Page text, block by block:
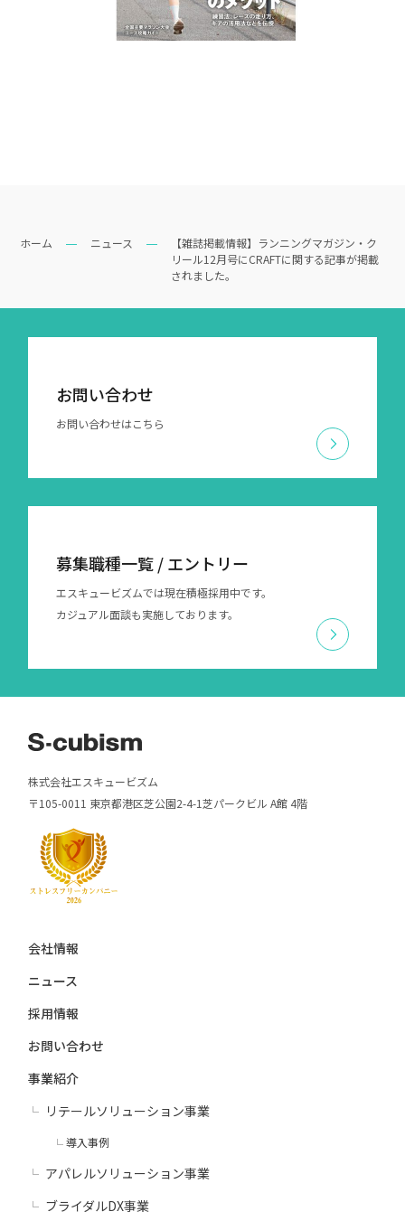
ホーム ニュース
【雑誌掲載情報】ランニングマガジン・ク
リール12月号にCRAFTに関する記事が掲載
されました。
お問い合わせ
お問い合わせはこちら
募集職種一覧 / エントリー
エスキュービズムでは現在積極採用中です。
カジュアル面談も実施しております。
株式会社エスキュービズム
〒105-0011 東京都港区芝公園2-4-1芝パークビル A館 4階
会社情報
ニュース
採用情報
お問い合わせ
事業紹介
リテールソリューション事業
導入事例
アパレルソリューション事業
ブライダルDX事業
お問い合わせ